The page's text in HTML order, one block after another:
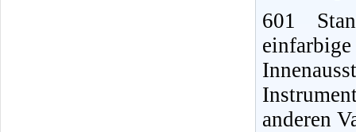
601
anderen